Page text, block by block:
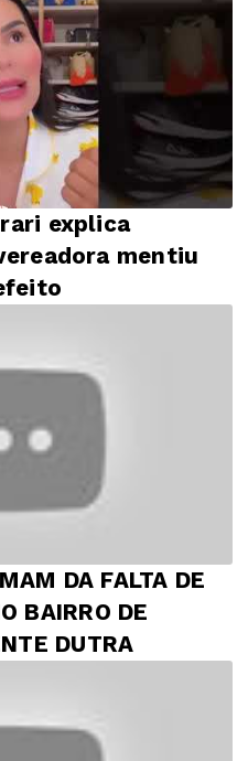
explica
mentiu
DA FALTA DE
BAIRRO DE
DUTRA